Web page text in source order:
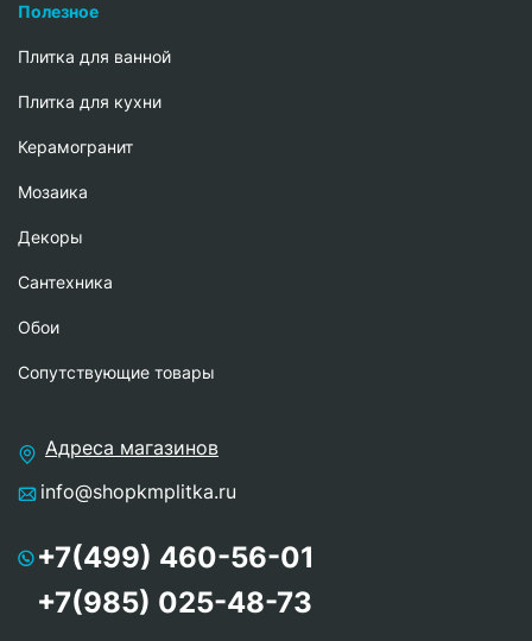
Полезное
Плитка для ванной
Плитка для кухни
Керамогранит
Мозаика
Декоры
Сантехника
Обои
Сопутствующие товары
Адреса магазинов
info@shopkmplitka.ru
+7(499) 460-56-01
+7(985) 025-48-73